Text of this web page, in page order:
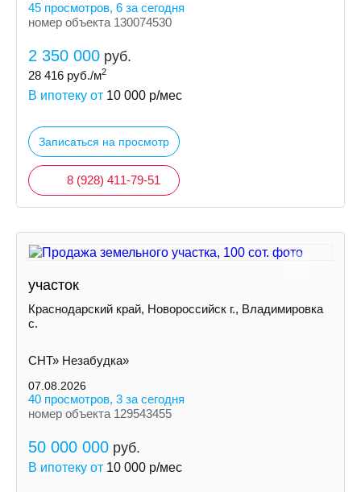
45 просмотров, 6 за сегодня
номер объекта 130074530
2 350 000 руб.
28 416 руб./м2
В ипотеку от 10 000 р/мес
Записаться на просмотр
8 (928) 411-79-51
участок
Краснодарский край, Новороссийск г., Владимировка
с.
СНТ» Незабудка»
07.08.2026
40 просмотров, 3 за сегодня
номер объекта 129543455
50 000 000 руб.
В ипотеку от 10 000 р/мес